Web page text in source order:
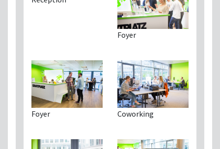
Foyer
Foyer Coworking